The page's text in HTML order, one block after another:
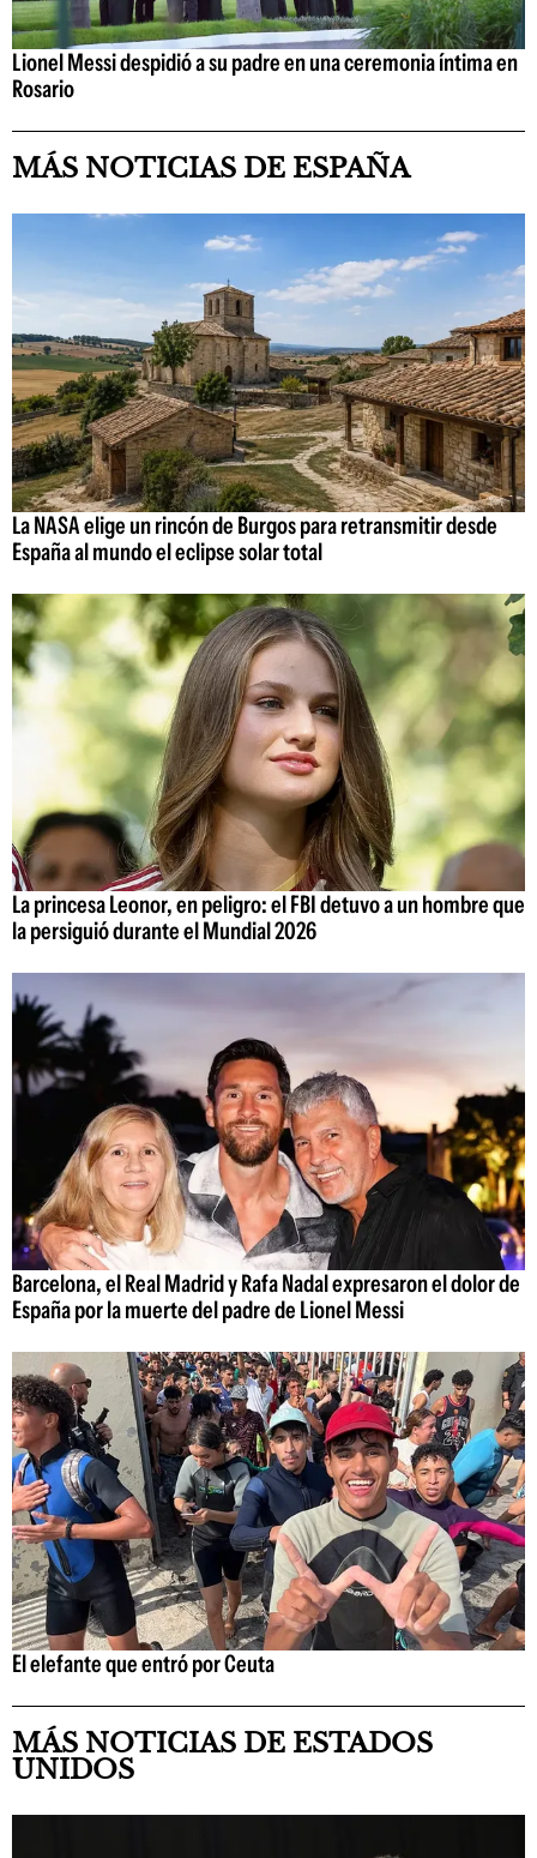
Lionel Messi despidió a su padre en una ceremonia íntima en
Rosario
MÁS NOTICIAS DE ESPAÑA
La NASA elige un rincón de Burgos para retransmitir desde
España al mundo el eclipse solar total
La princesa Leonor, en peligro: el FBI detuvo a un hombre que
la persiguió durante el Mundial 2026
Barcelona, el Real Madrid y Rafa Nadal expresaron el dolor de
España por la muerte del padre de Lionel Messi
El elefante que entró por Ceuta
MÁS NOTICIAS DE ESTADOS
UNIDOS